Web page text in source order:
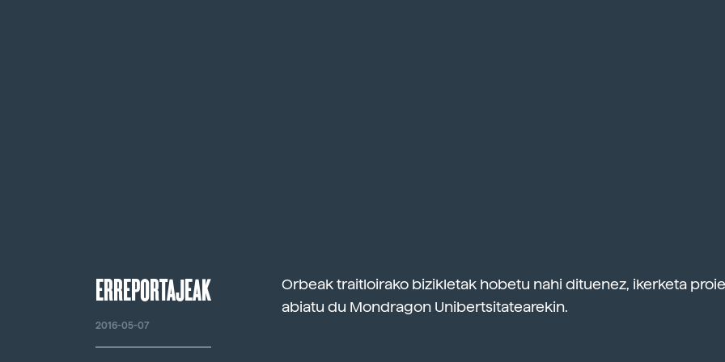
ERREPORTAJEAK
2016-05-07
Orbeak traitloirako bizikletak hobetu nahi dituenez, ikerketa
abiatu du Mondragon Unibertsitatearekin.